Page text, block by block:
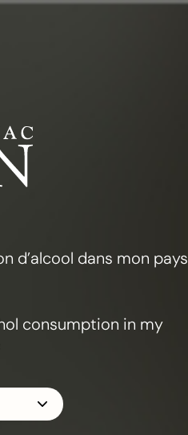
d’alcool dans mon pays
consumption in my